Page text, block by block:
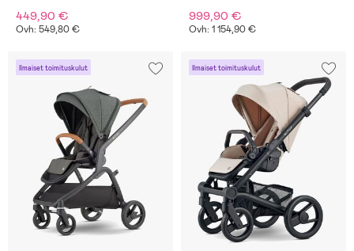
449,90 €
Ovh: 549,80 €
999,90 €
Ovh: 1 154,90 €
Ilmaiset toimituskulut Ilmaiset toimituskulut